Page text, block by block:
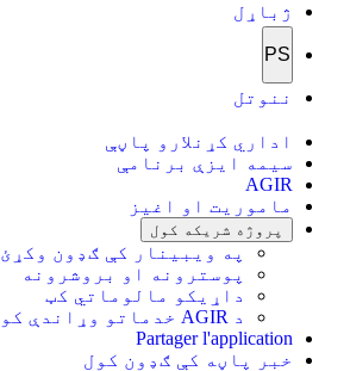
ژباړل
PS
ننوتل
اداري کړنلارو پاڼې
سیمه ایزې برنامې
AGIR
ماموریت او اغیز
پروژه شریکه کول
په ویبینار کې ګډون وکړئ
پوسترونه او بروشرونه
داړیکو مالوماتي کټ
د AGIR خدماتو وړاندې کونکو لپاره
Partager l'application
خبر پاڼه کې ګډون کول